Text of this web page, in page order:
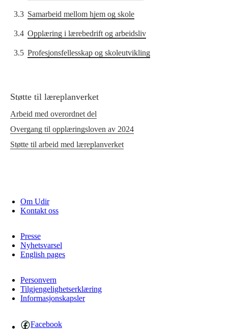
3.3 Samarbeid mellom hjem og skole
3.4 Opplæring i lærebedrift og arbeidsliv
3.5 Profesjonsfellesskap og skoleutvikling
Støtte til læreplanverket
Arbeid med overordnet del
Overgang til opplæringsloven av 2024
Støtte til arbeid med læreplanverket
Om Udir
Kontakt oss
Presse
Nyhetsvarsel
English pages
Personvern
Tilgjengelighetserklæring
Informasjonskapsler
Facebook